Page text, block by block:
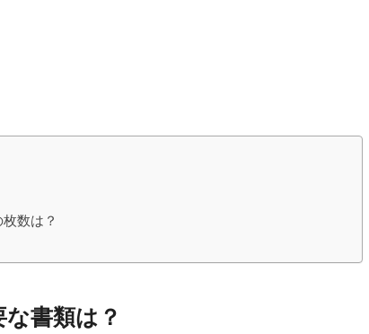
数は？
な書類は？